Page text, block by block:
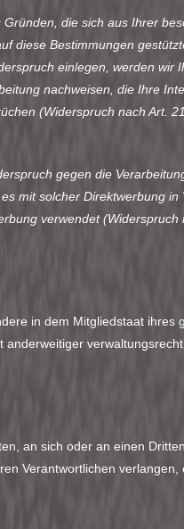
die sich aus Ihrer
diese Bestimmungen
einlegen, werden wir
nachweisen, die Ihre
(Widerspruch nach Art.
gegen die
mit solcher Direktwerbung in
verwendet (Widerspruch
in dem Mitgliedstaat ihres
an sich oder an einen
Verantwortlichen verlangen,